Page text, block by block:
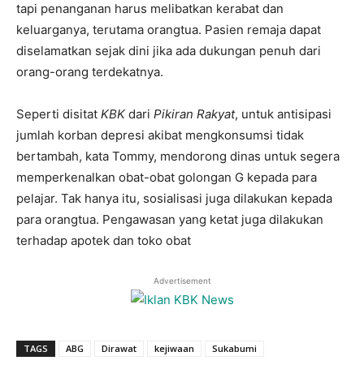
tapi penanganan harus melibatkan kerabat dan
keluarganya, terutama orangtua. Pasien remaja dapat
diselamatkan sejak dini jika ada dukungan penuh dari
orang-orang terdekatnya.
Seperti disitat KBKdari Pikiran Rakyat, untuk antisipasi
jumlah korban depresi akibat mengkonsumsi tidak
bertambah, kata Tommy, mendorong dinas untuk segera
memperkenalkan obat-obat golongan G kepada para
pelajar. Tak hanya itu, sosialisasi juga dilakukan kepada
para orangtua. Pengawasan yang ketat juga dilakukan
terhadap apotek dan toko obat
Advertisement
TAGS ABG Dirawat kejiwaan Sukabumi